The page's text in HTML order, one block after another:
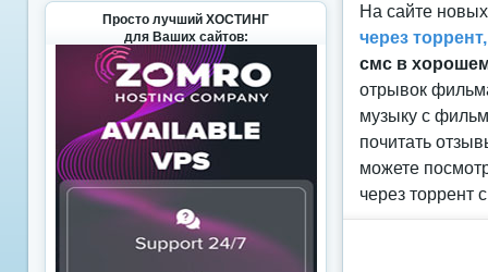
На сайте
через
смс в
отрывок
музыку с
почитать
можете
через торрент
Просто лучший ХОСТИНГ
для Ваших сайтов: